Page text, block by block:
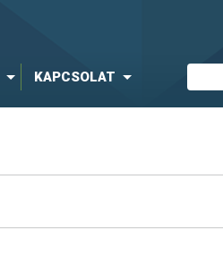
KAPCSOLAT